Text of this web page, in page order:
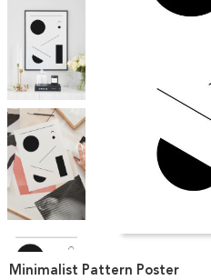
1
Minimalist Pattern Poster